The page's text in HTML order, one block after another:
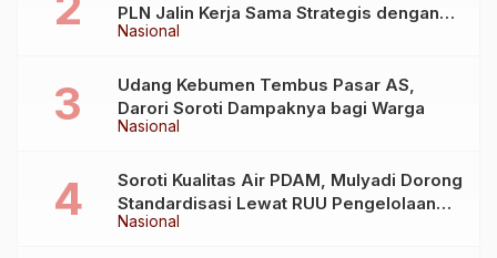
Nasional
PLN Jalin Kerja Sama Strategis dengan
Kementerian Kelautan dan Perikanan
Nasional
Udang Kebumen Tembus Pasar AS,
Darori Soroti Dampaknya bagi Warga
Nasional
Soroti Kualitas Air PDAM, Mulyadi Dorong
Standardisasi Lewat RUU Pengelolaan
Air Minum